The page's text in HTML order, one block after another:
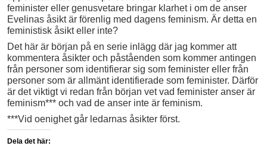
feminister eller genusvetare bringar klarhet i om de anser
Evelinas åsikt är förenlig med dagens feminism. Är detta en
feministisk åsikt eller inte?
Det här är början på en serie inlägg där jag kommer att
kommentera åsikter och påståenden som kommer antingen
från personer som identifierar sig som feminister eller från
personer som är allmänt identifierade som feminister. Därför
är det viktigt vi redan från början vet vad feminister anser är
feminism*** och vad de anser inte är feminism.
***Vid oenighet går ledarnas åsikter först.
Dela det här: